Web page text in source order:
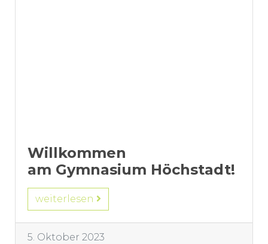
Willkommen
am Gymnasium Höchstadt!
weiterlesen
5. Oktober 2023